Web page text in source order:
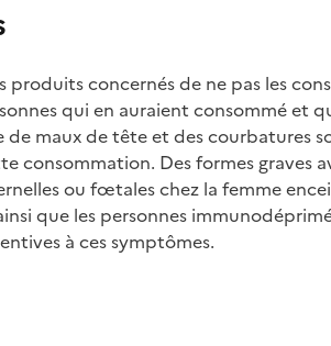
concernés de ne pas les
qui en auraient consommé et
maux de tête et des courbatures
consommation. Des formes graves
ou fœtales chez la femme
que les personnes
à ces symptômes.